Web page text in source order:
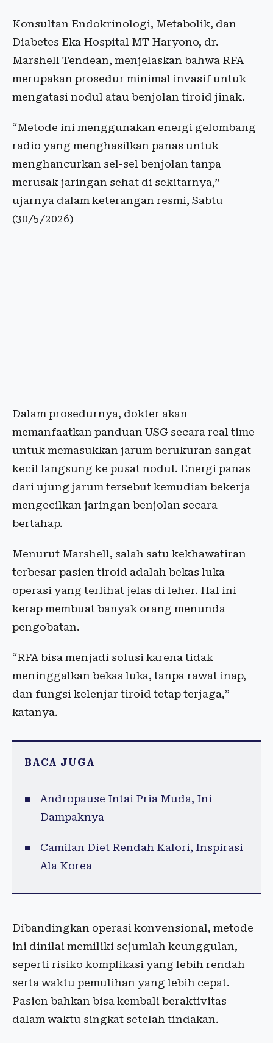
Konsultan Endokrinologi, Metabolik, dan
Diabetes Eka Hospital MT Haryono, dr.
Marshell Tendean, menjelaskan bahwa RFA
merupakan prosedur minimal invasif untuk
mengatasi nodul atau benjolan tiroid jinak.
“Metode ini menggunakan energi gelombang
radio yang menghasilkan panas untuk
menghancurkan sel-sel benjolan tanpa
merusak jaringan sehat di sekitarnya,”
ujarnya dalam keterangan resmi, Sabtu
(30/5/2026)
Dalam prosedurnya, dokter akan
memanfaatkan panduan USG secara real time
untuk memasukkan jarum berukuran sangat
kecil langsung ke pusat nodul. Energi panas
dari ujung jarum tersebut kemudian bekerja
mengecilkan jaringan benjolan secara
bertahap.
Menurut Marshell, salah satu kekhawatiran
terbesar pasien tiroid adalah bekas luka
operasi yang terlihat jelas di leher. Hal ini
kerap membuat banyak orang menunda
pengobatan.
“RFA bisa menjadi solusi karena tidak
meninggalkan bekas luka, tanpa rawat inap,
dan fungsi kelenjar tiroid tetap terjaga,”
katanya.
BACA JUGA
Andropause Intai Pria Muda, Ini
Dampaknya
Camilan Diet Rendah Kalori, Inspirasi
Ala Korea
Dibandingkan operasi konvensional, metode
ini dinilai memiliki sejumlah keunggulan,
seperti risiko komplikasi yang lebih rendah
serta waktu pemulihan yang lebih cepat.
Pasien bahkan bisa kembali beraktivitas
dalam waktu singkat setelah tindakan.